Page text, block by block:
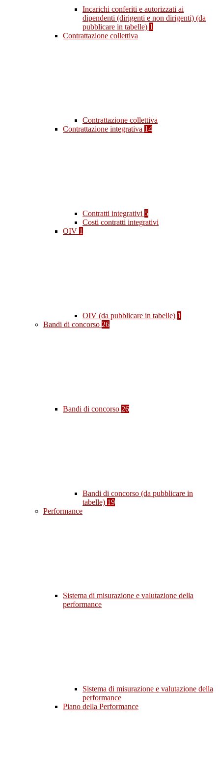
Incarichi conferiti e autorizzati ai
dipendenti (dirigenti e non dirigenti) (da
pubblicare in tabelle) 1
Contrattazione collettiva
Contrattazione collettiva
Contrattazione integrativa 14
Contratti integrativi 5
Costi contratti integrativi
OIV 1
OIV (da pubblicare in tabelle) 1
Bandi di concorso 26
Bandi di concorso 26
Bandi di concorso (da pubblicare in
tabelle) 19
Performance
Sistema di misurazione e valutazione della
performance
Sistema di misurazione e valutazione della
performance
Piano della Performance